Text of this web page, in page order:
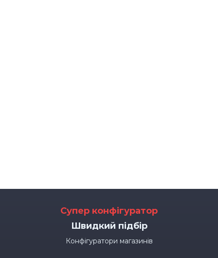
Супер конфігуратор
Швидкий підбір
Конфігуратори магазинів